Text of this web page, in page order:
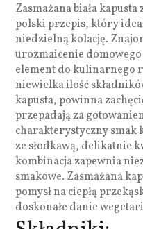
Zasmażana biała
polski przepis, który
niedzielną kolację.
urozmaicenie
element do kulinarnego
niewielka ilość
kapusta, powinna
przepadają za
charakterystyczny smak
ze słodkawą, delikatnie
kombinacja zapewnia
smakowe. Zasmażana
pomysł na ciepłą
doskonałe danie